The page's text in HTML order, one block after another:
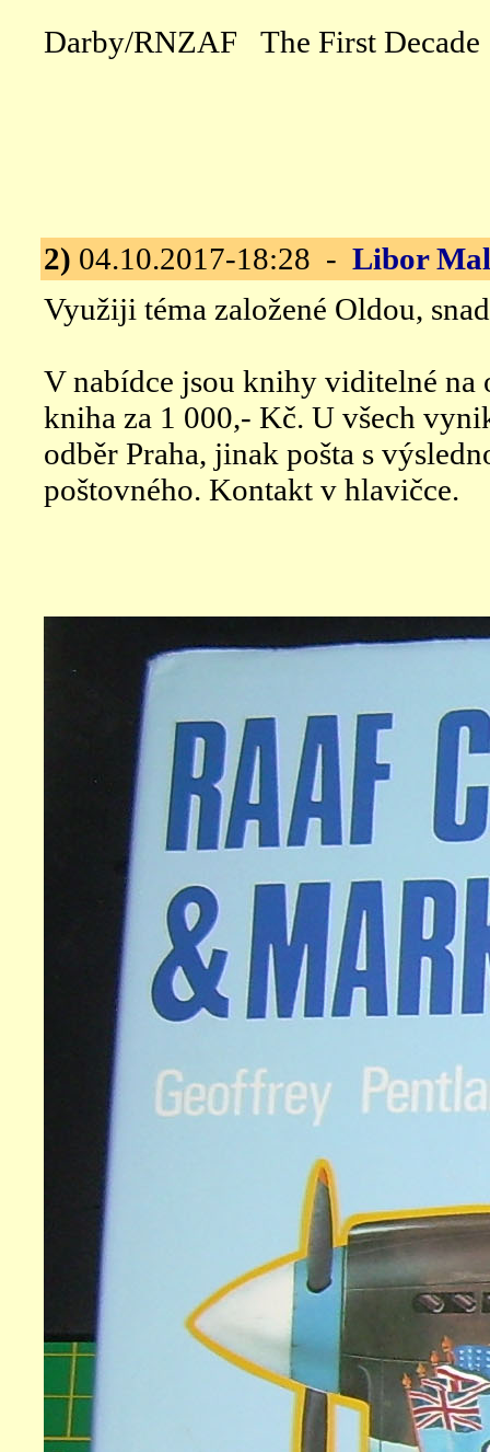
Darby/RNZAF The First
2) 04.10.2017-18:28 - Libor
Využiji téma založené Oldou,
V nabídce jsou knihy viditelné na
kniha za 1 000,- Kč. U všech
odběr Praha, jinak pošta s
poštovného. Kontakt v hlavičce.